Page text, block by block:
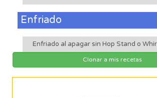
Enfriado
Enfriado al apagar sin Hop Stand o
Clonar a mis recetas